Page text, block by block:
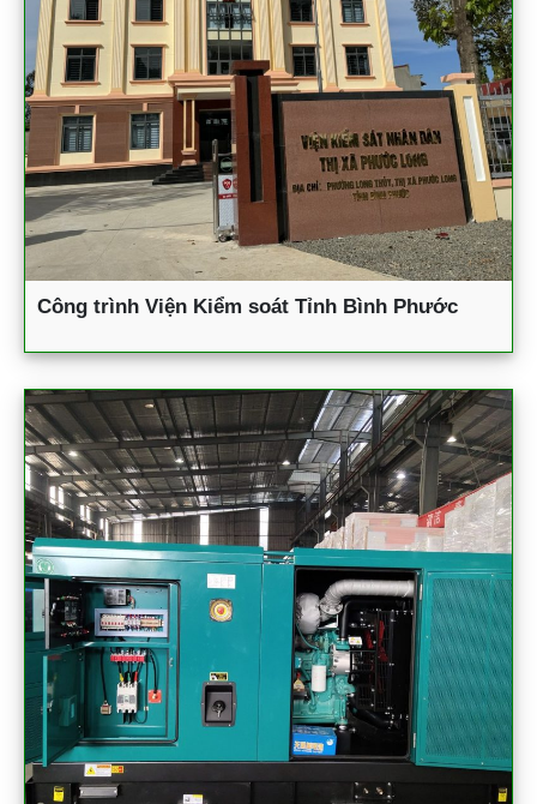
Công trình Viện Kiểm soát Tỉnh Bình Phước